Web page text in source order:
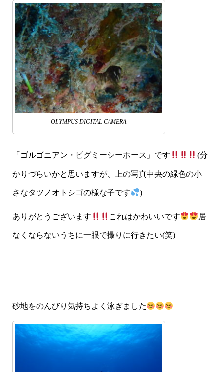
OLYMPUS DIGITAL CAMERA
「ゴルゴニアン・ピグミーシーホース」です (分
かりづらいかと思いますが、上の写真中央の緑色の小
さなタツノオトシゴの様な子です )
ありがとうございます これはかわいいです 居
なくならないうちに一眼で撮りに行きたい(笑)
砂地をのんびり気持ちよく泳ぎました